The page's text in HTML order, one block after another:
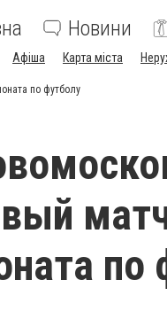
Новини
Афіша Карта міста
по футболу
по